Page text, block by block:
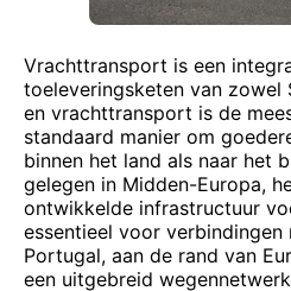
Vrachttransport is een
toeleveringsketen van zowel
en vrachttransport is de
standaard manier om
binnen het land als naar het
gelegen in Midden-Europa,
ontwikkelde infrastructuur
essentieel voor verbindingen
Portugal, aan de rand van
een uitgebreid